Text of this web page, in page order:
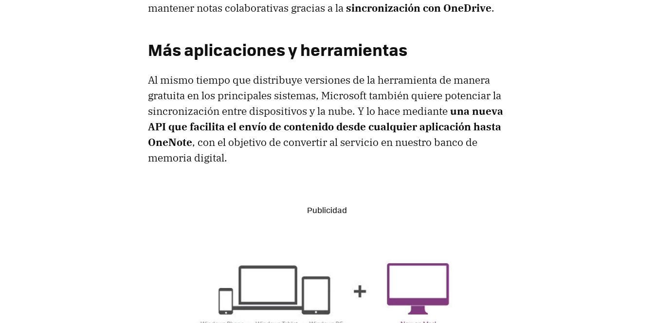
mantener notas colaborativas gracias a lasincronización con OneDrive.
Más aplicaciones y herramientas
Al mismo tiempo que distribuye versiones de la herramienta de manera
gratuita en los principales sistemas, Microsoft también quiere potenciar la
sincronización entre dispositivos y la nube. Y lo hace medianteuna nueva
API que facilita el envío de contenido desde cualquier aplicación hasta
OneNote, con el objetivo de convertir al servicio en nuestro banco de
memoria digital.